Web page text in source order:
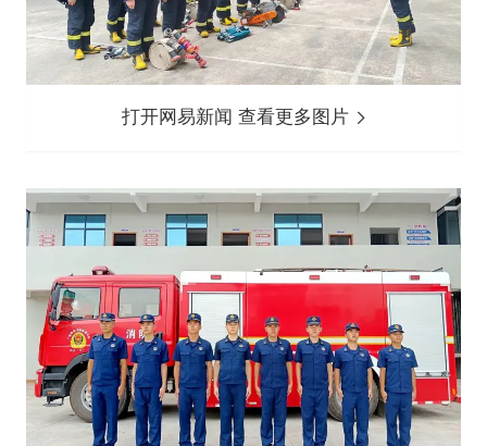
打开网易新闻 查看更多图片